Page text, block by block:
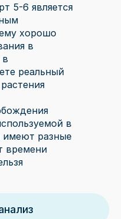
5-6 является
хорошо
в
в
реальный
в
имеют разные
времени